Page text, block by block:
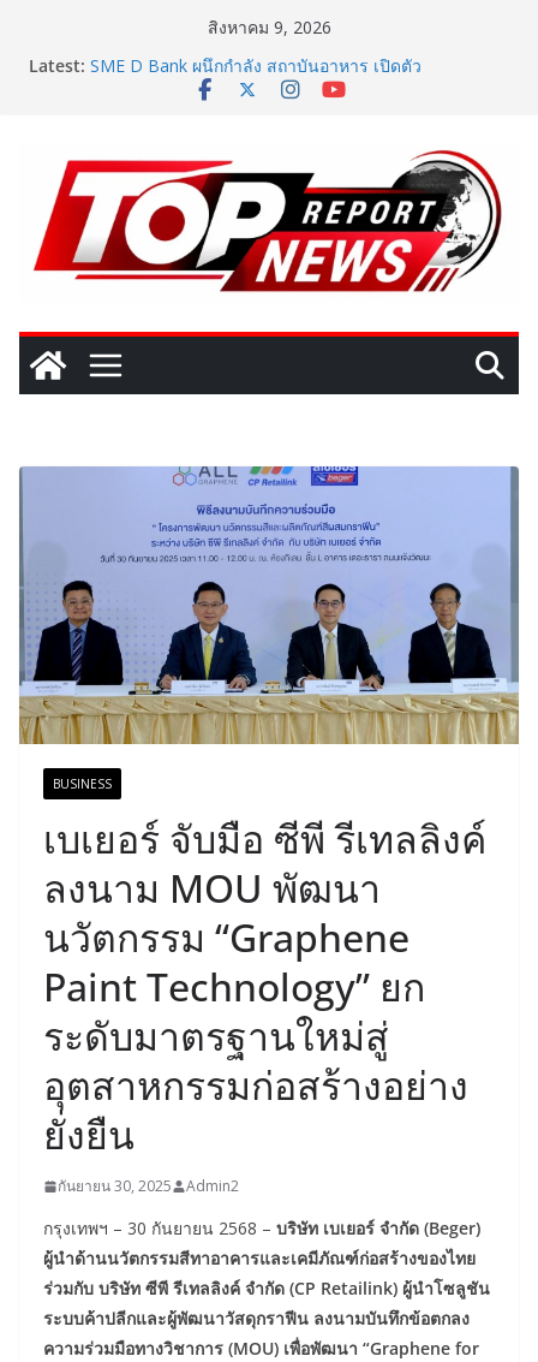
สิงหาคม 9, 2026
Latest: SME D Bank ผนึกกำลัง สถาบันอาหาร เปิดตัว
“FOODNext SME D Navigator” ชูยุทธศาสตร์ “แหล่งทุน
งานวิจัย – เครือข่ายโลก สร้างมูลค่าเศรษฐกิจใหม่ ขานรับ
ตลาดโภชนาการสุขภาพโลกโตทะลุล้านล้านดอลลาร์
เติมวิตามินซีในทุกวัน พร้อมโปรโมชั่นสุดคุ้ม! “บีไชน์ ไบโอ
โปร ซี” ซื้อ 1 แถม 1 เพียง 49 บาท ที่เซเว่น อีเลฟเว่น ถึง
23 ส.ค. นี้
‘RAKSAPHAN’ เปิดฉากคอลเลกชันระดับมาสเตอร์พีซคอล
สุดลิมิเต็ด ถ่ายทอดภูมิปัญญาท้องถิ่นสู่สุนทรียภาพระดับ
สากล
เปิดตัวเทคโนโลยีเพื่อเด็ก LD ในงาน NCPD 2026 “ทอง
ก้อนใหญ่” ชูนวัตกรรมช่วยงานแพทย์และนักฟื้นฟู
BUSINESS
เบเยอร์ จับมือ ซีพี รีเทลลิงค์
ลงนาม MOU พัฒนา
นวัตกรรม “Graphene
Paint Technology” ยก
ระดับมาตรฐานใหม่สู่
อุตสาหกรรมก่อสร้างอย่าง
ยั่งยืน
กันยายน 30, 2025 Admin2
กรุงเทพฯ – 30 กันยายน 2568 – บริษัท เบเยอร์ จำกัด (Beger)
ผู้นำด้านนวัตกรรมสีทาอาคารและเคมีภัณฑ์ก่อสร้างของไทย
ร่วมกับ บริษัท ซีพี รีเทลลิงค์ จำกัด (CP Retailink) ผู้นำโซลูชัน
ระบบค้าปลีกและผู้พัฒนาวัสดุกราฟีน ลงนามบันทึกข้อตกลง
ความร่วมมือทางวิชาการ (MOU) เพื่อพัฒนา “Graphene for